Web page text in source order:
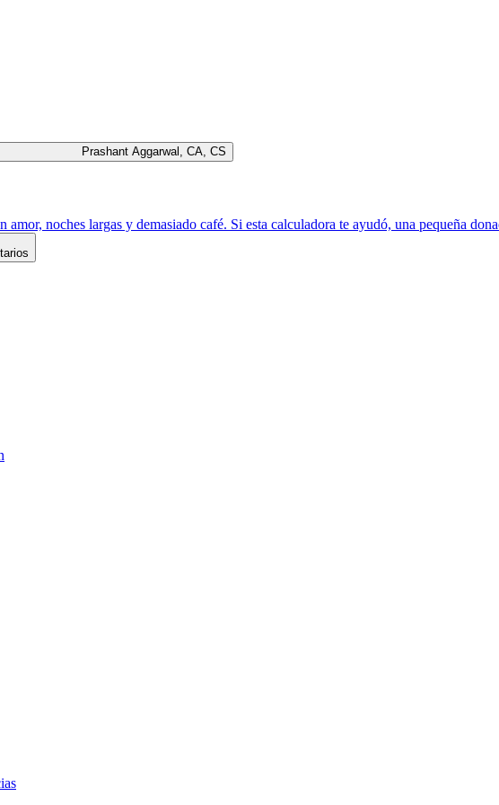
Prashant Aggarwal , CA, CS
amor, noches largas y demasiado café. Si esta calculadora te ayudó, una pequeña